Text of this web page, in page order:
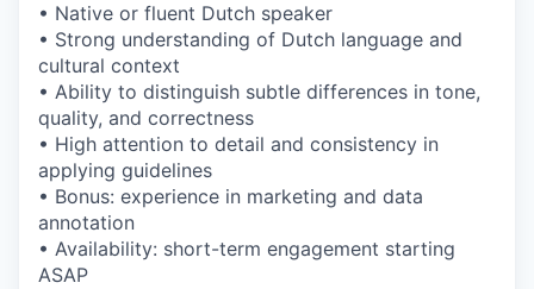
• Native or fluent Dutch speaker
• Strong understanding of Dutch language and
cultural context
• Ability to distinguish subtle differences in tone,
quality, and correctness
• High attention to detail and consistency in
applying guidelines
• Bonus: experience in marketing and data
annotation
• Availability: short-term engagement starting
ASAP